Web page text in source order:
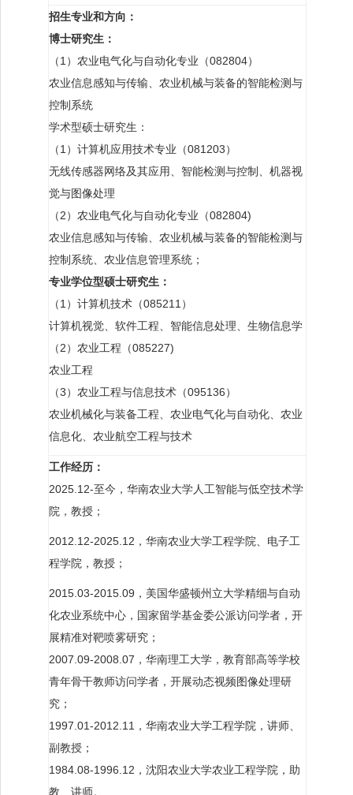
招生专业和方向：
博士研究生：
（1）农业电气化与自动化专业（082804）
农业信息感知与传输、农业机械与装备的智能检测与
控制系统
学术型硕士研究生：
（1）计算机应用技术专业（081203）
无线传感器网络及其应用、智能检测与控制、机器视
觉与图像处理
（2）农业电气化与自动化专业（082804)
农业信息感知与传输、农业机械与装备的智能检测与
控制系统、农业信息管理系统；
专业学位型硕士研究生：
（1）计算机技术（085211）
计算机视觉、软件工程、智能信息处理、生物信息学
（2）农业工程（085227)
农业工程
（3）农业工程与信息技术（095136）
农业机械化与装备工程、农业电气化与自动化、农业
信息化、农业航空工程与技术
工作经历：
2025.12-至今，华南农业大学人工智能与低空技术学
院，教授；
2012.12-2025.12，华南农业大学工程学院、电子工
程学院，教授；
2015.03-2015.09，美国华盛顿州立大学精细与自动
化农业系统中心，国家留学基金委公派访问学者，开
展精准对靶喷雾研究；
2007.09-2008.07，华南理工大学，教育部高等学校
青年骨干教师访问学者，开展动态视频图像处理研
究；
1997.01-2012.11，华南农业大学工程学院，讲师、
副教授；
1984.08-1996.12，沈阳农业大学农业工程学院，助
教、讲师。